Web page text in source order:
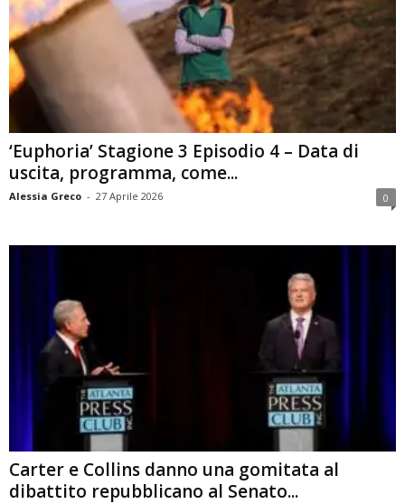
‘Euphoria’ Stagione 3 Episodio 4 – Data di
uscita, programma, come...
Alessia Greco - 27 Aprile 2026 0
Carter e Collins danno una gomitata al
dibattito repubblicano al Senato...